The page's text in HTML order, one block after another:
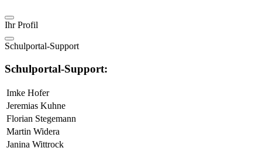
Ihr Profil
Schulportal-Support
Schulportal-Support:
Imke Hofer
Jeremias Kuhne
Florian Stegemann
Martin Widera
Janina Wittrock